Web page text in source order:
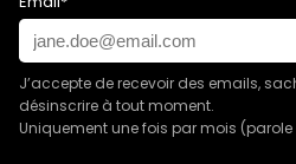
J’accepte de recevoir des emails,
désinscrire à tout moment.
Uniquement une fois par mois (parole